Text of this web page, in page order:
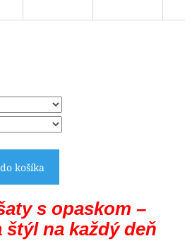
košíka
s opaskom –
štýl na každý deň